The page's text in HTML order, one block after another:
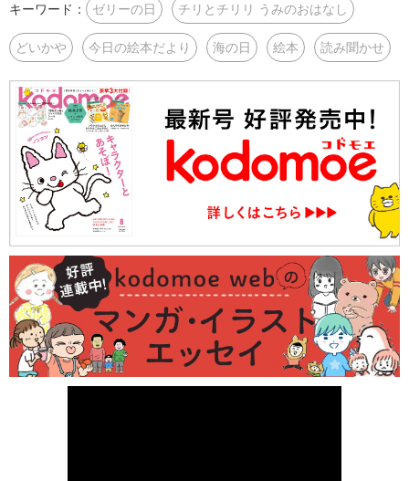
キーワード： ゼリーの日 チリとチリリ うみのおはなし
どいかや 今日の絵本だより 海の日 絵本 読み聞かせ